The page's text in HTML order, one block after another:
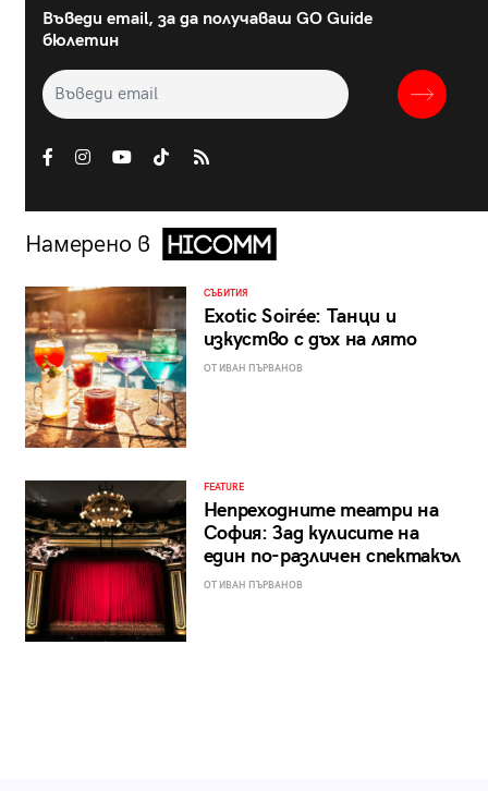
Въведи email, за да получаваш GO Guide
бюлетин
Намерено в
СЪБИТИЯ
Exotic Soirée: Танци и
изкуство с дъх на лято
ОТ ИВАН ПЪРВАНОВ
FEATURE
Непреходните театри на
София: Зад кулисите на
един по-различен спектакъл
ОТ ИВАН ПЪРВАНОВ